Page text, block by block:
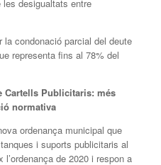
desigualtats entre
condonació parcial del deute
representa fins al 78% del
Cartells Publicitaris: més
normativa
ordenança municipal que
i suports publicitaris al
de 2020 i respon a